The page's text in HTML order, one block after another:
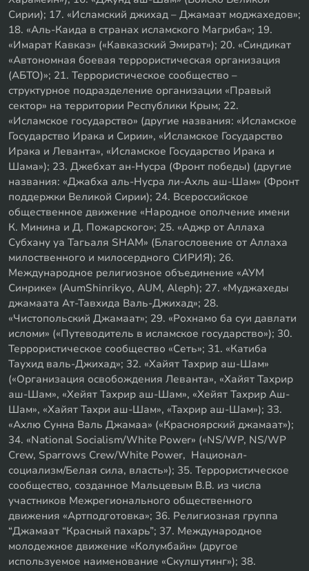
Сирии); 17. «Исламский джихад – Джамаат моджахедов»;
18. «Аль-Каида в странах исламского Магриба»; 19.
«Имарат Кавказ» («Кавказский Эмират»); 20. «Синдикат
«Автономная боевая террористическая организация
(АБТО)»; 21. Террористическое сообщество –
структурное подразделение организации «Правый
сектор» на территории Республики Крым; 22.
«Исламское государство» (другие названия: «Исламское
Государство Ирака и Сирии», «Исламское Государство
Ирака и Леванта», «Исламское Государство Ирака и
Шама»); 23. Джебхат ан-Нусра (Фронт победы) (другие
названия: «Джабха аль-Нусра ли-Ахль аш-Шам» (Фронт
поддержки Великой Сирии); 24. Всероссийское
общественное движение «Народное ополчение имени
К. Минина и Д. Пожарского»; 25. «Аджр от Аллаха
Субхану уа Тагьаля SHAM» (Благословение от Аллаха
милоственного и милосердного СИРИЯ); 26.
Международное религиозное объединение «АУМ
Синрике» (AumShinrikyo, AUM, Aleph); 27. «Муджахеды
джамаата Ат-Тавхида Валь-Джихад»; 28.
«Чистопольский Джамаат»; 29. «Рохнамо ба суи давлати
исломи» («Путеводитель в исламское государство»); 30.
Террористическое сообщество «Сеть»; 31. «Катиба
Таухид валь-Джихад»; 32. «Хайят Тахрир аш-Шам»
(«Организация освобождения Леванта», «Хайят Тахрир
аш-Шам», «Хейят Тахрир аш-Шам», «Хейят Тахрир Аш-
Шам», «Хайят Тахри аш-Шам», «Тахрир аш-Шам»); 33.
«Ахлю Сунна Валь Джамаа» («Красноярский джамаат»);
34. «National Socialism/White Power» («NS/WP, NS/WP
Crew, Sparrows Crew/White Power, Национал-
социализм/Белая сила, власть»); 35. Террористическое
сообщество, созданное Мальцевым В.В. из числа
участников Межрегионального общественного
движения «Артподготовка»; 36. Религиозная группа
“Джамаат “Красный пахарь”; 37. Международное
молодежное движение «Колумбайн» (другое
используемое наименование «Скулшутинг»); 38.